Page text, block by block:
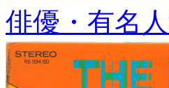
俳優・有名人